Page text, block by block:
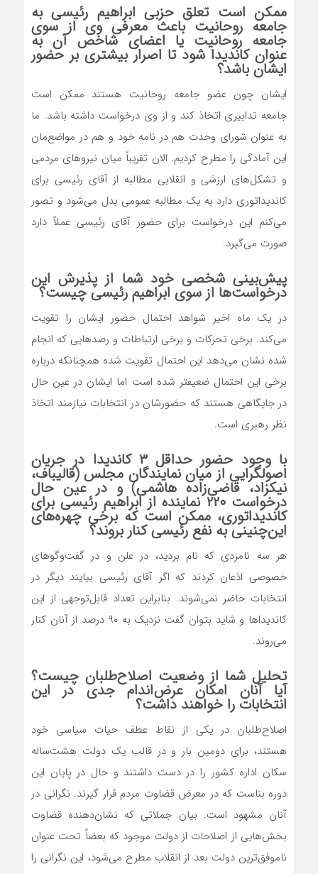
ممکن است تعلق حزبی ابراهیم رئیسی به
جامعه روحانیت باعث معرفی وی از سوی
جامعه روحانیت یا اعضای شاخص آن به
عنوان کاندیدا شود تا اصرار بیشتری بر حضور
ایشان باشد؟
ایشان چون عضو جامعه روحانیت هستند ممکن است
جامعه تدابیری اتخاذ کند و از وی درخواست داشته باشد. ما
به عنوان شورای وحدت هم در نامه خود و هم در مواضع‌مان
این آمادگی را مطرح کردیم. الان تقریباً میان نیروهای مردمی
و تشکل‌های ارزشی و انقلابی مطالبه از آقای رئیسی برای
کاندیداتوری دارد به یک مطالبه عمومی بدل می‌شود و تصور
می‌کنم این درخواست برای حضور آقای رئیسی عملاً دارد
صورت می‌گیرد.
پیش‌بینی شخصی خود شما از پذیرش این
درخواست‌ها از سوی ابراهیم رئیسی چیست؟
در یک ماه اخیر شواهد احتمال حضور ایشان را تقویت
می‌کند. برخی تحرکات و برخی ارتباطات و رصدهایی که انجام
شده نشان می‌دهد این احتمال تقویت شده همچنانکه درباره
برخی این احتمال ضعیفتر شده است اما ایشان در عین حال
در جایگاهی هستند که حضورشان در انتخابات نیازمند اتخاذ
نظر رهبری است.
با وجود حضور حداقل ۳ کاندیدا در جریان
اصولگرایی از میان نمایندگان مجلس (قالیباف،
نیکزاد، قاضی‌زاده هاشمی) و در عین حال
درخواست ۲۲۰ نماینده از ابراهیم رئیسی برای
کاندیداتوری، ممکن است که برخی چهره‌های
این‌چنینی به نفع رئیسی کنار بروند؟
هر سه نامزدی که نام بردید، در علن و در گفت‌وگوهای
خصوصی اذعان کردند که اگر آقای رئیسی بیایند دیگر در
انتخابات حاضر نمی‌شوند. بنابراین تعداد قابل‌توجهی از این
کاندیداها و شاید بتوان گفت نزدیک به ۹۰ درصد از آنان کنار
می‌روند.
تحلیل شما از وضعیت اصلاح‌طلبان چیست؟
آیا آنان امکان عرض‌اندام جدی در این
انتخابات را خواهند داشت؟
اصلاح‌طلبان در یکی از نقاط عطف حیات سیاسی خود
هستند، برای دومین بار و در قالب یک دولت هشت‌ساله
سکان اداره کشور را در دست داشتند و حال در پایان این
دوره بناست که در معرض قضاوت مردم قرار گیرند. نگرانی در
آنان مشهود است. بیان جملاتی که نشان‌دهنده قضاوت
بخش‌هایی از اصلاحات از دولت موجود که بعضاً تحت عنوان
ناموفق‌ترین دولت بعد از انقلاب مطرح می‌شود، این نگرانی را